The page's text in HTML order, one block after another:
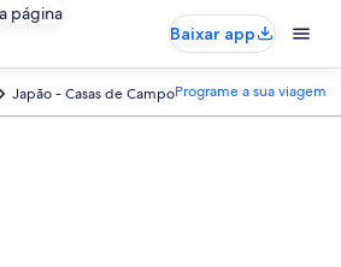
página
Baixar app
Japão - Casas de CampoPrograme a sua viagem